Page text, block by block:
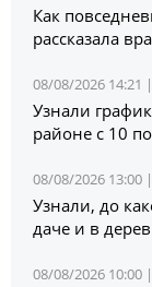
Как
рассказала
08/08/2026 14:21 |
Узнали
районе с 10
08/08/2026 13:00 |
Узнали, до
даче и в
08/08/2026 10:00 |